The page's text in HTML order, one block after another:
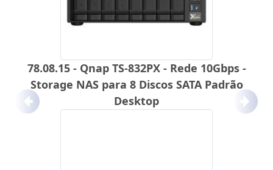
78.08.15 - Qnap TS-832PX - Rede 10Gbps -
Storage NAS para 8 Discos SATA Padrão
Desktop
Anterior